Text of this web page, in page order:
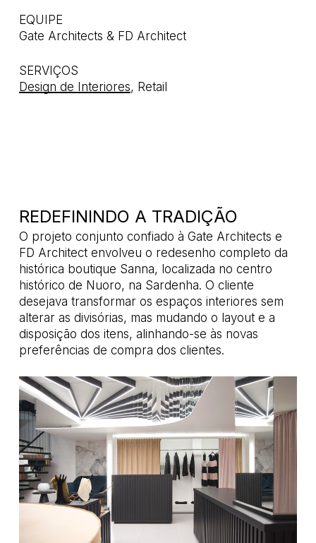
EQUIPE
Gate Architects & FD Architect
SERVIÇOS
Design de Interiores, Retail
REDEFININDO A TRADIÇÃO
O projeto conjunto confiado à Gate Architects e
FD Architect envolveu o redesenho completo da
histórica boutique Sanna, localizada no centro
histórico de Nuoro, na Sardenha. O cliente
desejava transformar os espaços interiores sem
alterar as divisórias, mas mudando o layout e a
disposição dos itens, alinhando-se às novas
preferências de compra dos clientes.